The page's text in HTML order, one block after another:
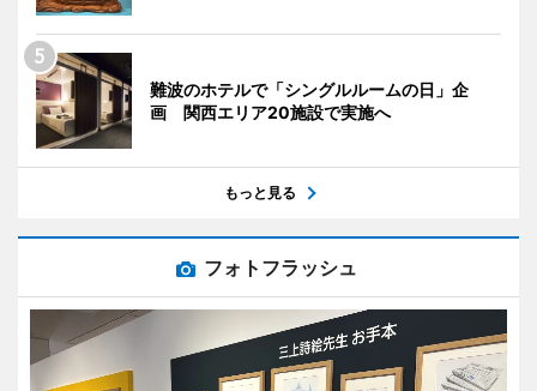
難波のホテルで「シングルルームの日」企
画 関西エリア20施設で実施へ
もっと見る
フォトフラッシュ